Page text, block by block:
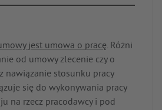
jest umowa o pracę. Różni
od umowy zlecenie czy o
nawiązanie stosunku pracy
się do wykonywania pracy
na rzecz pracodawcy i pod